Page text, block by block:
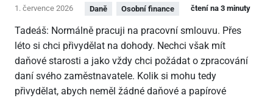
1. července 2026 Daně Osobní finance čtení na 3 minuty
Tadeáš: Normálně pracuji na pracovní smlouvu. Přes
léto si chci přivydělat na dohody. Nechci však mít
daňové starosti a jako vždy chci požádat o zpracování
daní svého zaměstnavatele. Kolik si mohu tedy
přivydělat, abych neměl žádné daňové a papírové